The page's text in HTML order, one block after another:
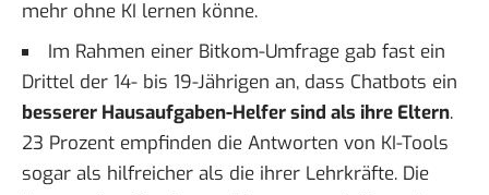
mehr ohne KI lernen könne.
Im Rahmen einer Bitkom-Umfrage gab fast ein
Drittel der 14- bis 19-Jährigen an, dass Chatbots ein
besserer Hausaufgaben-Helfer sind als ihre Eltern.
23 Prozent empfinden die Antworten von KI-Tools
sogar als hilfreicher als die ihrer Lehrkräfte. Die